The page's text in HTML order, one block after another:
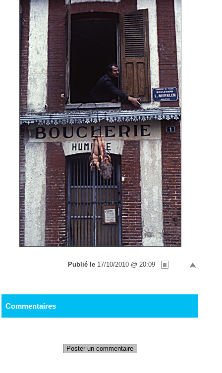
Publié le 17/10/2010 @ 20:09
Commentaires
Poster un commentaire